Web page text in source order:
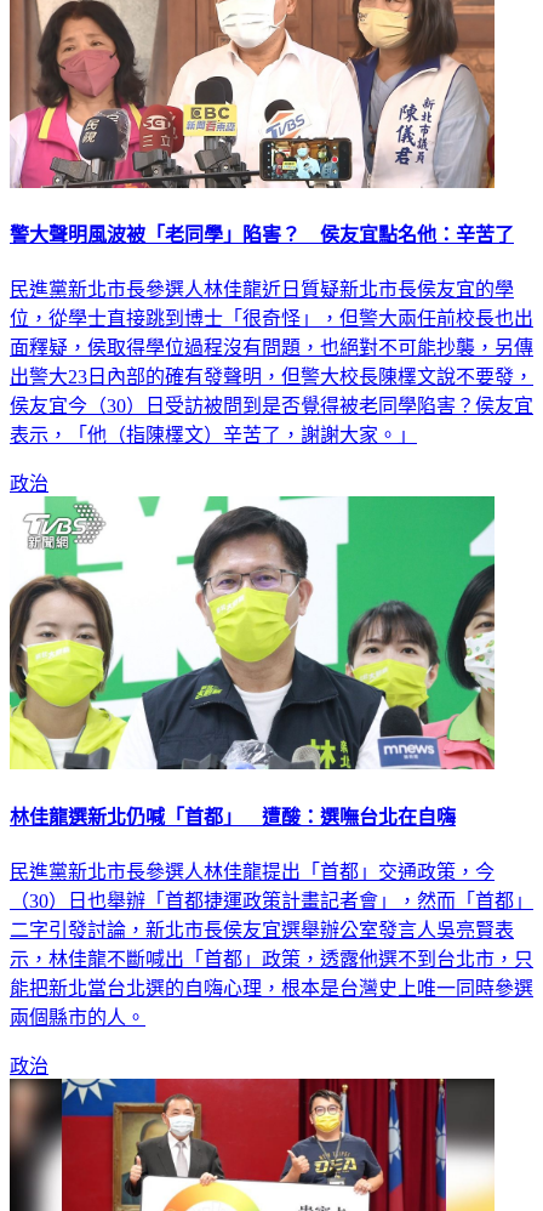
警大聲明風波被「老同學」陷害？ 侯友宜點名他：辛苦了
民進黨新北市長參選人林佳龍近日質疑新北市長侯友宜的學
位，從學士直接跳到博士「很奇怪」，但警大兩任前校長也出
面釋疑，侯取得學位過程沒有問題，也絕對不可能抄襲，另傳
出警大23日內部的確有發聲明，但警大校長陳檡文說不要發，
侯友宜今（30）日受訪被問到是否覺得被老同學陷害？侯友宜
表示，「他（指陳檡文）辛苦了，謝謝大家。」
政治
林佳龍選新北仍喊「首都」 遭酸：選嘸台北在自嗨
民進黨新北市長參選人林佳龍提出「首都」交通政策，今
（30）日也舉辦「首都捷運政策計畫記者會」，然而「首都」
二字引發討論，新北市長侯友宜選舉辦公室發言人吳亮賢表
示，林佳龍不斷喊出「首都」政策，透露他選不到台北市，只
能把新北當台北選的自嗨心理，根本是台灣史上唯一同時參選
兩個縣市的人。
政治